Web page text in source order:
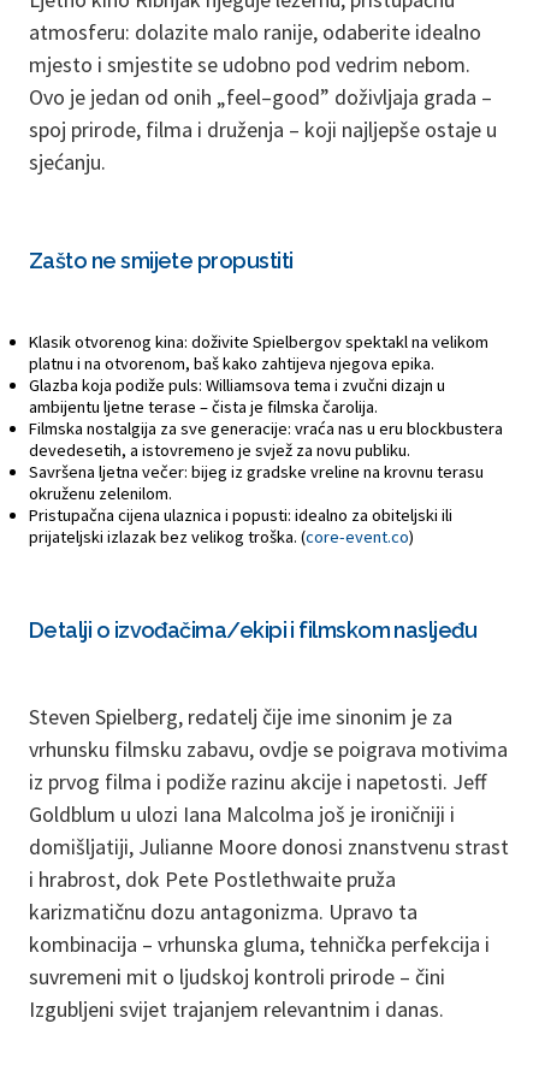
atmosferu: dolazite malo ranije, odaberite idealno
mjesto i smjestite se udobno pod vedrim nebom.
Ovo je jedan od onih „feel–good” doživljaja grada –
spoj prirode, filma i druženja – koji najljepše ostaje u
sjećanju.
Zašto ne smijete propustiti
Klasik otvorenog kina: doživite Spielbergov spektakl na velikom
platnu i na otvorenom, baš kako zahtijeva njegova epika.
Glazba koja podiže puls: Williamsova tema i zvučni dizajn u
ambijentu ljetne terase – čista je filmska čarolija.
Filmska nostalgija za sve generacije: vraća nas u eru blockbustera
devedesetih, a istovremeno je svjež za novu publiku.
Savršena ljetna večer: bijeg iz gradske vreline na krovnu terasu
okruženu zelenilom.
Pristupačna cijena ulaznica i popusti: idealno za obiteljski ili
prijateljski izlazak bez velikog troška. (core-event.co)
Detalji o izvođačima/ekipi i filmskom nasljeđu
Steven Spielberg, redatelj čije ime sinonim je za
vrhunsku filmsku zabavu, ovdje se poigrava motivima
iz prvog filma i podiže razinu akcije i napetosti. Jeff
Goldblum u ulozi Iana Malcolma još je ironičniji i
domišljatiji, Julianne Moore donosi znanstvenu strast
i hrabrost, dok Pete Postlethwaite pruža
karizmatičnu dozu antagonizma. Upravo ta
kombinacija – vrhunska gluma, tehnička perfekcija i
suvremeni mit o ljudskoj kontroli prirode – čini
Izgubljeni svijet trajanjem relevantnim i danas.